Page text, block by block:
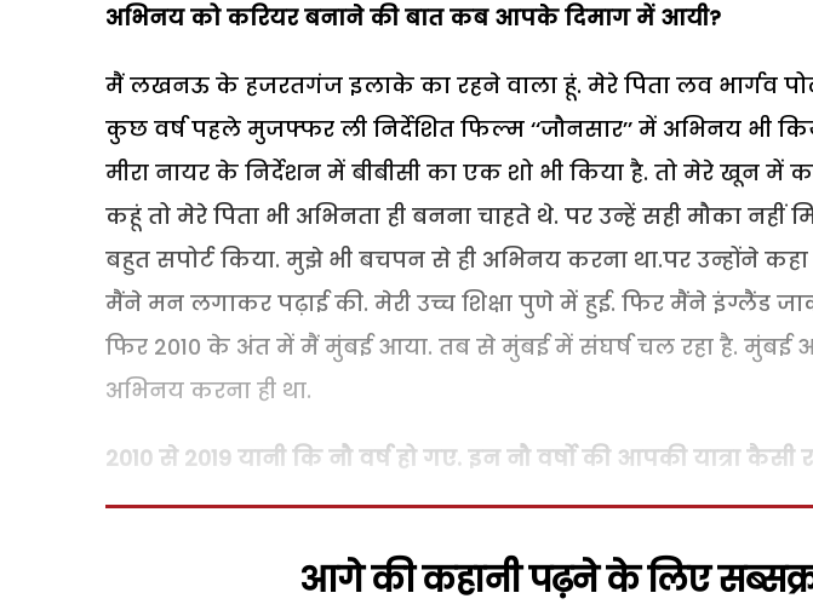
अभिनय को करियर बनाने की बात कब आपके दिमाग में आयी?
मैं लखनऊ के हजरतगंज इलाके का रहने वाला हूं. मेरे पिता लव भार्गव
कुछ वर्ष पहले मुजफ्फर ली निर्देशित फिल्म ‘‘जौनसार’’ में अभिनय भी
मीरा नायर के निर्देशन में बीबीसी का एक शो भी किया है. तो मेरे खून में
कहूं तो मेरे पिता भी अभिनता ही बनना चाहते थे. पर उन्हें सही मौका नहीं
बहुत सपोर्ट किया. मुझे भी बचपन से ही अभिनय करना था.पर उन्होंने
मैंने मन लगाकर पढ़ाई की. मेरी उच्च शिक्षा पुणे में हुई. फिर मैंने इंग्लैंड
फिर 2010 के अंत में मैं मुंबई आया. तब से मुंबई में संघर्ष चल रहा है.
अभिनय करना ही था.
2010 से 2019 यानी कि नौ वर्ष हो गए. इन नौ वर्षो की आपकी यात्रा कैसी
आगे की कहानी पढ़ने के लिए